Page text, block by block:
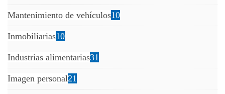
Mantenimiento de vehículos10
Inmobiliarias10
Industrias alimentarias31
Imagen personal21